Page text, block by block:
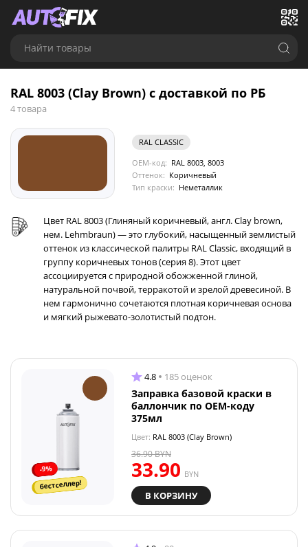
Найти товары
RAL 8003 (Clay Brown) с доставкой по РБ
4 товара
RAL CLASSIC
OEM-код: RAL 8003, 8003
Оттенок: Коричневый
Тип краски: Неметаллик
Цвет RAL 8003 (Глиняный коричневый, англ. Clay brown,
нем. Lehmbraun) — это глубокий, насыщенный землистый
оттенок из классической палитры RAL Classic, входящий в
группу коричневых тонов (серия 8). Этот цвет
ассоциируется с природной обожженной глиной,
натуральной почвой, терракотой и зрелой древесиной. В
нем гармонично сочетаются плотная коричневая основа
и мягкий рыжевато-золотистый подтон.
-9%
бестселлер!
4.8 185 оценок
Заправка базовой краски в
баллончик по OEM-коду
375мл
Цвет: RAL 8003 (Clay Brown)
33.90 BYN
36.90BYN
В КОРЗИНУ